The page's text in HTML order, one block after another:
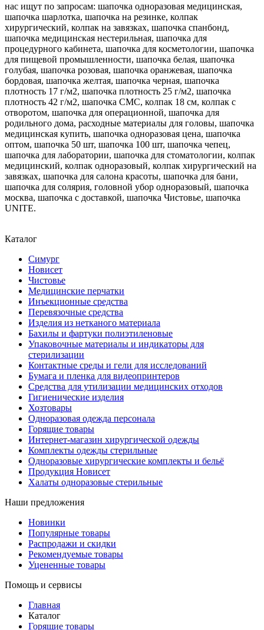
нас ищут по запросам: шапочка одноразовая медицинская,
шапочка шарлотка, шапочка на резинке, колпак
хирургический, колпак на завязках, шапочка спанбонд,
шапочка медицинская нестерильная, шапочка для
процедурного кабинета, шапочка для косметологии, шапочка
для пищевой промышленности, шапочка белая, шапочка
голубая, шапочка розовая, шапочка оранжевая, шапочка
бордовая, шапочка желтая, шапочка черная, шапочка
плотность 17 г/м2, шапочка плотность 25 г/м2, шапочка
плотность 42 г/м2, шапочка СМС, колпак 18 см, колпак с
отворотом, шапочка для операционной, шапочка для
родильного дома, расходные материалы для головы, шапочка
медицинская купить, шапочка одноразовая цена, шапочка
оптом, шапочка 50 шт, шапочка 100 шт, шапочка чепец,
шапочка для лаборатории, шапочка для стоматологии, колпак
медицинский, колпак одноразовый, колпак хирургический на
завязках, шапочка для салона красоты, шапочка для бани,
шапочка для солярия, головной убор одноразовый, шапочка
москва, шапочка с доставкой, шапочка Чистовье, шапочка
UNITE.
Каталог
Симург
Новисет
Чистовье
Медицинские перчатки
Инъекционные средства
Перевязочные средства
Изделия из нетканого материала
Бахилы и фартуки полиэтиленовые
Упаковочные материалы и индикаторы для
стерилизации
Контактные среды и гели для исследований
Бумага и пленка для видеопринтеров
Средства для утилизации медицинских отходов
Гигиенические изделия
Хозтовары
Одноразовая одежда персонала
Горящие товары
Интернет-магазин хирургической одежды
Комплекты одежды стерильные
Одноразовые хирургические комплекты и бельё
Продукция Новисет
Халаты одноразовые стерильные
Наши предложения
Новинки
Популярные товары
Распродажи и скидки
Рекомендуемые товары
Уцененные товары
Помощь и сервисы
Главная
Каталог
Горящие товары